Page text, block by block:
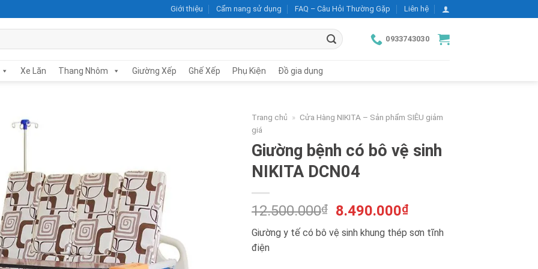
Giới thiệu Cẩm nang sử dụng FAQ – Câu Hỏi Thường Gặp Liên hệ
0933743030
Xe Lăn Thang Nhôm Giường Xếp Ghế Xếp Phụ Kiện Đồ gia dụng
Trang chủ » Cửa Hàng NIKITA – Sản phẩm SIÊU giảm
giá
Giường bệnh có bô vệ sinh
NIKITA DCN04
12.500.000₫
Giá
gốc
là:
8.490.000₫Giá
hiện
tại
Giường y tế có bô vệ sinh khung thép sơn tĩnh
điện